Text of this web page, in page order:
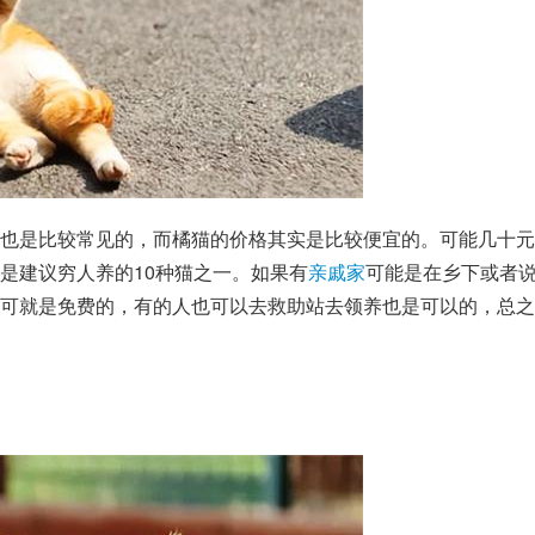
是比较常见的，而橘猫的价格其实是比较便宜的。可能几十
建议穷人养的10种猫之一。如果有亲戚家可能是在乡下或者
就是免费的，有的人也可以去救助站去领养也是可以的，总